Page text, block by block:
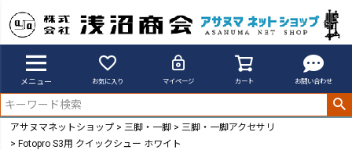
メニュー お気に入り マイページ カート お問い合わせ
アサヌマネットショップ 三脚・一脚
三脚・一脚アクセサリ
Fotopro S3用 クイックシュー ホワイト